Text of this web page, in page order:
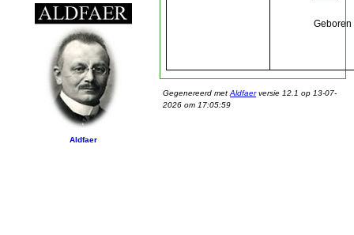
Aldfaer
Geboren
Gegenereerd met Aldfaerversie 12.1 op 13-07-
2026 om 17:05:59